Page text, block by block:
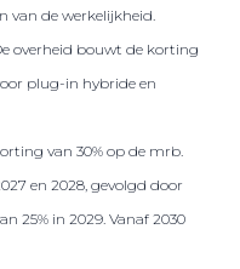
van de werkelijkheid.
overheid bouwt de korting
plug-in hybride en
van 30% op de mrb.
en 2028, gevolgd door
25% in 2029. Vanaf 2030